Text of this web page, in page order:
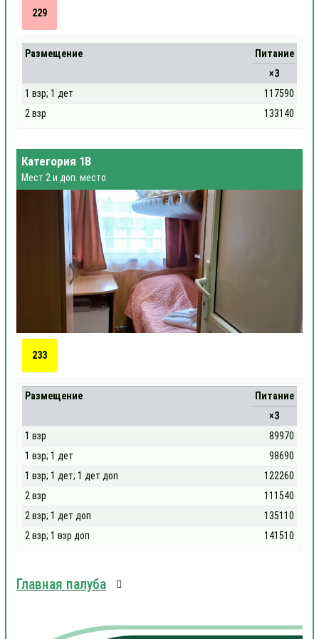
229
Размещение
Питание
×3
1 взр; 1 дет
117590
2 взр
133140
Категория 1В
Мест 2 и доп. место
233
Размещение
Питание
×3
1 взр
89970
1 взр; 1 дет
98690
1 взр; 1 дет; 1 дет доп
122260
2 взр
111540
2 взр; 1 дет доп
135110
2 взр; 1 взр доп
141510
Главная палуба